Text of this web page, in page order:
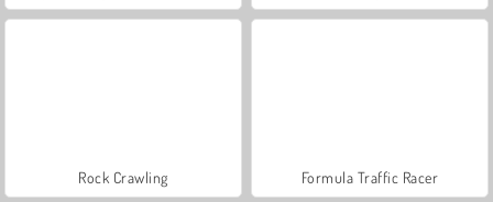
Rock Crawling Formula Traffic Racer